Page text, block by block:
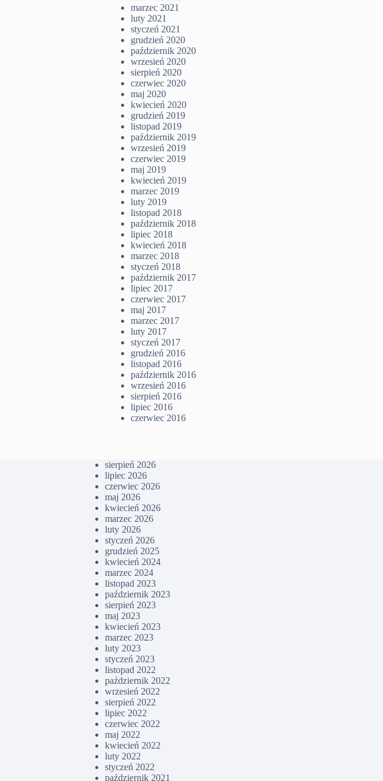
marzec 2021
luty 2021
styczeń 2021
grudzień 2020
październik 2020
wrzesień 2020
sierpień 2020
czerwiec 2020
maj 2020
kwiecień 2020
grudzień 2019
listopad 2019
październik 2019
wrzesień 2019
czerwiec 2019
maj 2019
kwiecień 2019
marzec 2019
luty 2019
listopad 2018
październik 2018
lipiec 2018
kwiecień 2018
marzec 2018
styczeń 2018
październik 2017
lipiec 2017
czerwiec 2017
maj 2017
marzec 2017
luty 2017
styczeń 2017
grudzień 2016
listopad 2016
październik 2016
wrzesień 2016
sierpień 2016
lipiec 2016
czerwiec 2016
sierpień 2026
lipiec 2026
czerwiec 2026
maj 2026
kwiecień 2026
marzec 2026
luty 2026
styczeń 2026
grudzień 2025
kwiecień 2024
marzec 2024
listopad 2023
październik 2023
sierpień 2023
maj 2023
kwiecień 2023
marzec 2023
luty 2023
styczeń 2023
listopad 2022
październik 2022
wrzesień 2022
sierpień 2022
lipiec 2022
czerwiec 2022
maj 2022
kwiecień 2022
luty 2022
styczeń 2022
październik 2021